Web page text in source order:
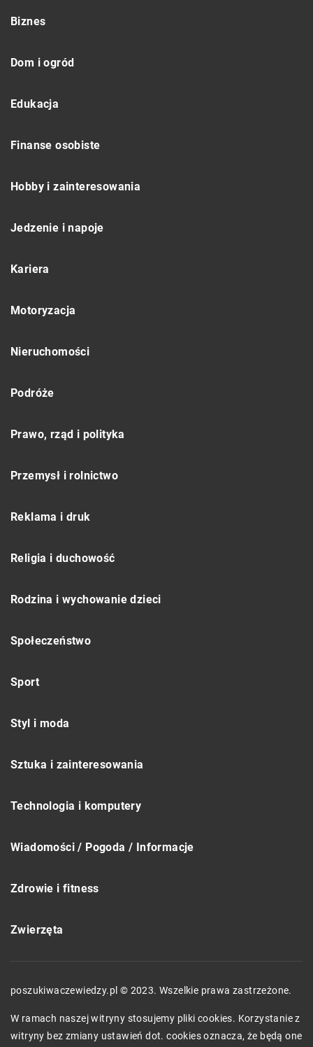
Biznes
Dom i ogród
Edukacja
Finanse osobiste
Hobby i zainteresowania
Jedzenie i napoje
Kariera
Motoryzacja
Nieruchomości
Podróże
Prawo, rząd i polityka
Przemysł i rolnictwo
Reklama i druk
Religia i duchowość
Rodzina i wychowanie dzieci
Społeczeństwo
Sport
Styl i moda
Sztuka i zainteresowania
Technologia i komputery
Wiadomości / Pogoda / Informacje
Zdrowie i fitness
Zwierzęta
poszukiwaczewiedzy.pl © 2023. Wszelkie prawa zastrzeżone.
W ramach naszej witryny stosujemy pliki cookies. Korzystanie z
witryny bez zmiany ustawień dot. cookies oznacza, że będą one